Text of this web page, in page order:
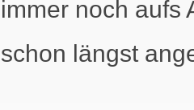
immer noch aufs
schon längst